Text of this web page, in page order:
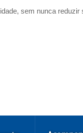
sem nunca reduzir